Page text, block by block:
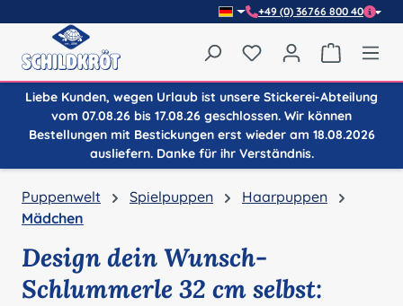
+49 (0) 36766 800 40
Du hast 0 Produkte
Liebe Kunden, wegen Urlaub ist unsere Stickerei-Abteilung
vom 07.08.26 bis 17.08.26 geschlossen. Wir können
Bestellungen mit Bestickungen erst wieder am 18.08.2026
ausliefern. Danke für ihr Verständnis.
Puppenwelt Spielpuppen
Haarpuppen
Mädchen
Design dein Wunsch-
Schlummerle 32 cm selbst: